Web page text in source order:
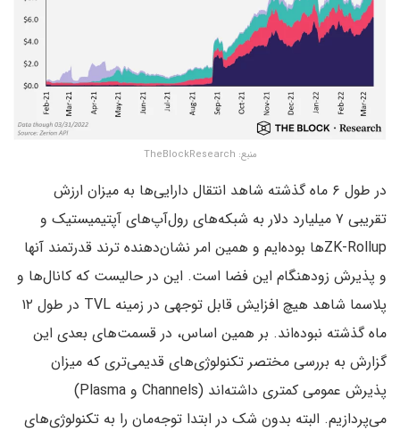
منبع: TheBlockResearch
در طول ۶ ماه گذشته شاهد انتقال دارایی‌ها به میزان ارزش
تقریبی ۷ میلیارد دلار به شبکه‌های رول‌آپ‌های آپتیمیستیک و
ZK-Rollup‌ها بوده‌ایم و همین امر نشان‌دهنده ترند قدرتمند آنها
و پذیرش زودهنگام این فضا است. این در حالیست که کانال‌ها و
پلاسما شاهد هیچ افزایش قابل توجهی در زمینه TVL در طول ۱۲
ماه گذشته نبوده‌اند. بر همین اساس‌، در قسمت‌های بعدی این
گزارش به بررسی مختصر تکنولوژی‌های قدیمی‌تری که میزان
پذیرش عمومی کمتری داشته‌اند (Channels و Plasma‌)
می‌پردازیم. البته بدون شک در ابتدا توجه‌مان را به تکنولوژی‌های